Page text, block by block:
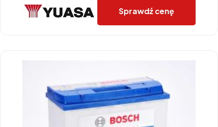
Sprawdź cenę